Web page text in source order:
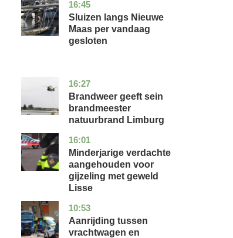
16:45
zuid-
holland
nieuws
Sluizen langs Nieuwe
Maas per vandaag
gesloten
16:27
limburg
nieuws
Brandweer geeft sein
brandmeester
natuurbrand Limburg
16:01
zuid-
holland
nieuws
Minderjarige verdachte
aangehouden voor
gijzeling met geweld
Lisse
10:53
noord-
holland
nieuws
Aanrijding tussen
vrachtwagen en